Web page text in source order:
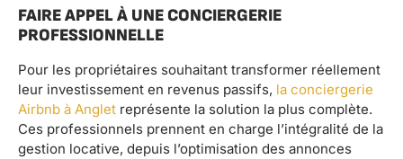
FAIRE APPEL À UNE CONCIERGERIE
PROFESSIONNELLE
Pour les propriétaires souhaitant transformer réellement
leur investissement en revenus passifs, la conciergerie
Airbnb à Anglet représente la solution la plus complète.
Ces professionnels prennent en charge l’intégralité de la
gestion locative, depuis l’optimisation des annonces